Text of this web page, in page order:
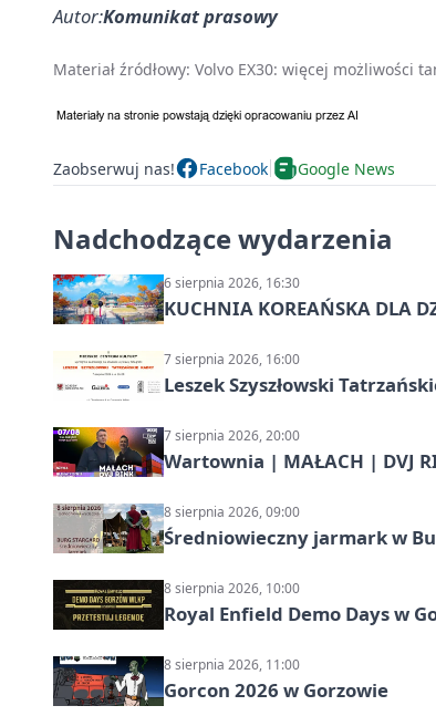
Autor:Komunikat prasowy
Materiał źródłowy: Volvo EX30: więcej możliwości
Zaobserwuj nas! Facebook Google News
Nadchodzące wydarzenia
6 sierpnia 2026, 16:30
KUCHNIA KOREAŃSKA DLA
7 sierpnia 2026, 16:00
Leszek Szyszłowski
7 sierpnia 2026, 20:00
Wartownia | MAŁACH | DVJ
8 sierpnia 2026, 09:00
Średniowieczny jarmark w
8 sierpnia 2026, 10:00
Royal Enfield Demo Days w
8 sierpnia 2026, 11:00
Gorcon 2026 w Gorzowie